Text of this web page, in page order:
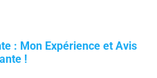
: Mon Expérience et Avis
!